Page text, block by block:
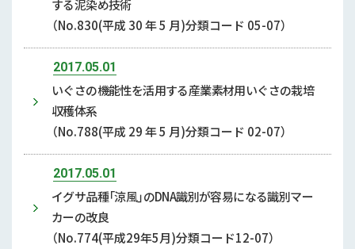
する泥染め技術
（No.830(平成 30 年 5 月)分類コード 05-07）
2017.05.01
いぐさの機能性を活用する産業素材用いぐさの栽培
収穫体系
（No.788(平成 29 年 5 月)分類コード 02-07）
2017.05.01
イグサ品種「涼風」のDNA識別が容易になる識別マー
カーの改良
（No.774(平成29年5月)分類コード12-07）